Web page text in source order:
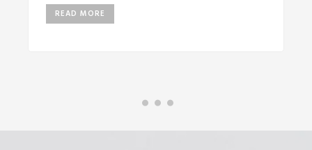
READ MORE